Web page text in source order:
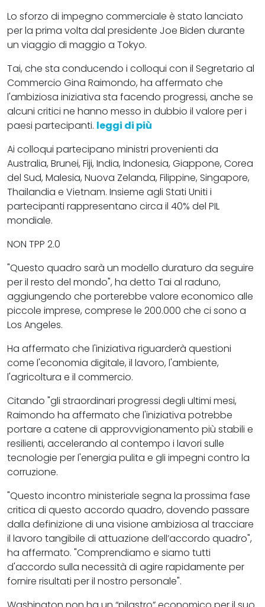
Lo sforzo di impegno commerciale è stato lanciato
per la prima volta dal presidente Joe Biden durante
un viaggio di maggio a Tokyo.
Tai, che sta conducendo i colloqui con il Segretario al
Commercio Gina Raimondo, ha affermato che
l'ambiziosa iniziativa sta facendo progressi, anche se
alcuni critici ne hanno messo in dubbio il valore per i
paesi partecipanti. leggi di più
Ai colloqui partecipano ministri provenienti da
Australia, Brunei, Fiji, India, Indonesia, Giappone, Corea
del Sud, Malesia, Nuova Zelanda, Filippine, Singapore,
Thailandia e Vietnam. Insieme agli Stati Uniti i
partecipanti rappresentano circa il 40% del PIL
mondiale.
NON TPP 2.0
"Questo quadro sarà un modello duraturo da seguire
per il resto del mondo", ha detto Tai al raduno,
aggiungendo che porterebbe valore economico alle
piccole imprese, comprese le 200.000 che ci sono a
Los Angeles.
Ha affermato che l'iniziativa riguarderà questioni
come l'economia digitale, il lavoro, l'ambiente,
l'agricoltura e il commercio.
Citando "gli straordinari progressi degli ultimi mesi,
Raimondo ha affermato che l'iniziativa potrebbe
portare a catene di approvvigionamento più stabili e
resilienti, accelerando al contempo i lavori sulle
tecnologie per l'energia pulita e gli impegni contro la
corruzione.
"Questo incontro ministeriale segna la prossima fase
critica di questo accordo quadro, dovendo passare
dalla definizione di una visione ambiziosa al tracciare
il lavoro tangibile di attuazione dell’accordo quadro",
ha affermato. "Comprendiamo e siamo tutti
d'accordo sulla necessità di agire rapidamente per
fornire risultati per il nostro personale".